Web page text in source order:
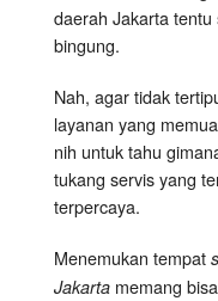
daerah Jakarta
bingung.
Nah, agar tidak
layanan yang
nih untuk tahu
tukang servis yang
terpercaya.
Menemukan tempat
Jakarta memang